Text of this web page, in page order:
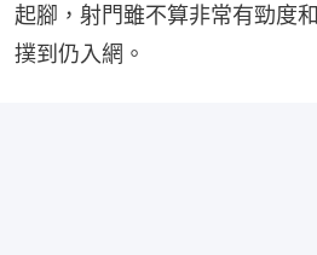
起腳，射門雖不算非常有勁度
撲到仍入網。